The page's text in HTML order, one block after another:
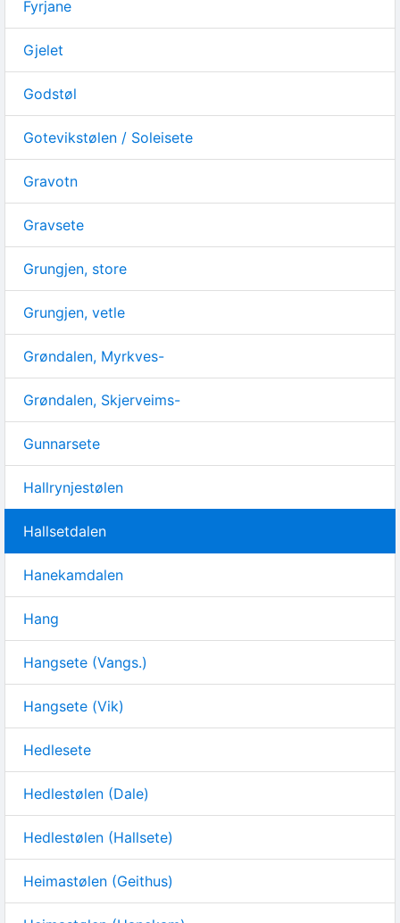
Fyrjane
Gjelet
Godstøl
Gotevikstølen / Soleisete
Gravotn
Gravsete
Grungjen, store
Grungjen, vetle
Grøndalen, Myrkves-
Grøndalen, Skjerveims-
Gunnarsete
Hallrynjestølen
Hallsetdalen
Hanekamdalen
Hang
Hangsete (Vangs.)
Hangsete (Vik)
Hedlesete
Hedlestølen (Dale)
Hedlestølen (Hallsete)
Heimastølen (Geithus)